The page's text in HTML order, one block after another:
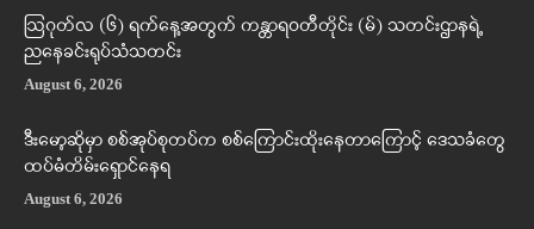
ဩဂုတ်လ (၆) ရက်နေ့အတွက် ကန္တာရဝတီတိုင်း (မ်) သတင်းဌာနရဲ့
ညနေခင်းရုပ်သံသတင်း
August 6, 2026
ဒီးမော့ဆိုမှာ စစ်အုပ်စုတပ်က စစ်ကြောင်းထိုးနေတာကြောင့် ဒေသခံတွေ
ထပ်မံတိမ်းရှောင်နေရ
August 6, 2026